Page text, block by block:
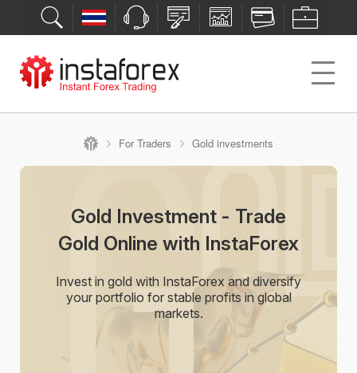
For Traders Gold investments
Gold Investment - Trade
Gold Online with InstaForex
Invest in gold with InstaForex and diversify
your portfolio for stable profits in global
markets.